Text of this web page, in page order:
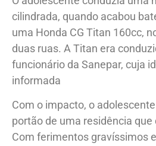
cilindrada, quando acabou
uma Honda CG Titan 160cc,
duas ruas. A Titan era
funcionário da Sanepar, cuja
informada
Com o impacto, o
portão de uma residência que
Com ferimentos gravíssimos